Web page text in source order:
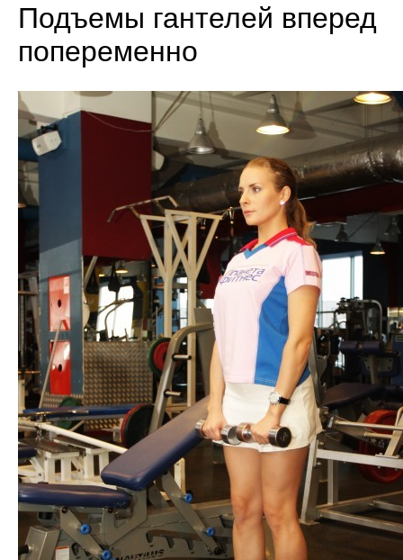
Подъемы гантелей вперед
попеременно